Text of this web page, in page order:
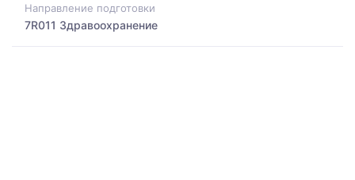
Направление подготовки
7R011 Здравоохранение